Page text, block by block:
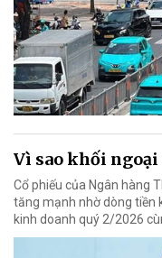
Vì sao khối ngoại
Cổ phiếu của Ngân hàng
tăng mạnh nhờ dòng tiền
kinh doanh quý 2/2026